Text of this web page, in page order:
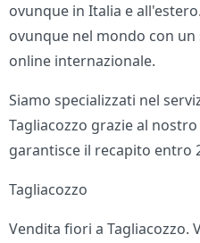
ovunque in Italia e
ovunque nel mondo con
online internazionale.
Siamo specializzati nel
Tagliacozzo grazie al
garantisce il recapito entro
Tagliacozzo
Vendita fiori a Tagliacozzo.